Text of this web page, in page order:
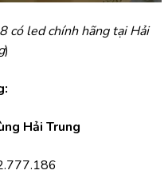
có led chính hãng tại Hải
)
Hải Trung